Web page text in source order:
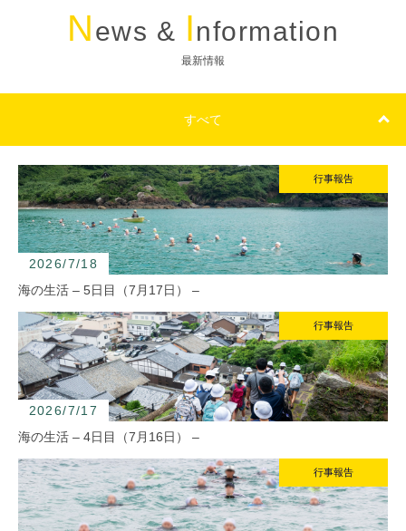
ADMISSION
入学試験日程
入学金・学費一覧
編入学試験
よくあるご質問
INFORMATION
総合案内
ニュース・トピック一覧
お問い合わせ
キャンパスマップ
アクセスマップ
緊急・災害時の対応
ご支援をお考えの方へ
個人情報保護への取り組み
このサイトについて
採用情報
地の塩、世の光（スクール・モットー）
News & Information
最新情報
すべて
行事報告
2026/7/18
海の生活 – 5日目（7月17日） –
行事報告
2026/7/17
海の生活 – 4日目（7月16日） –
行事報告